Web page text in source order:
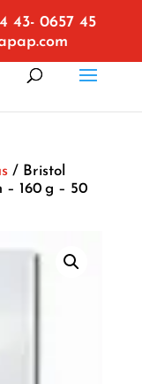
43- 0657 45
/ Bristol
– 160 g – 50